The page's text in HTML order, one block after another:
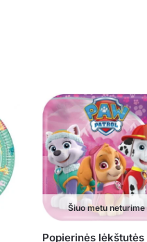
Šiuo metu neturime
Popierinės lėkštutės